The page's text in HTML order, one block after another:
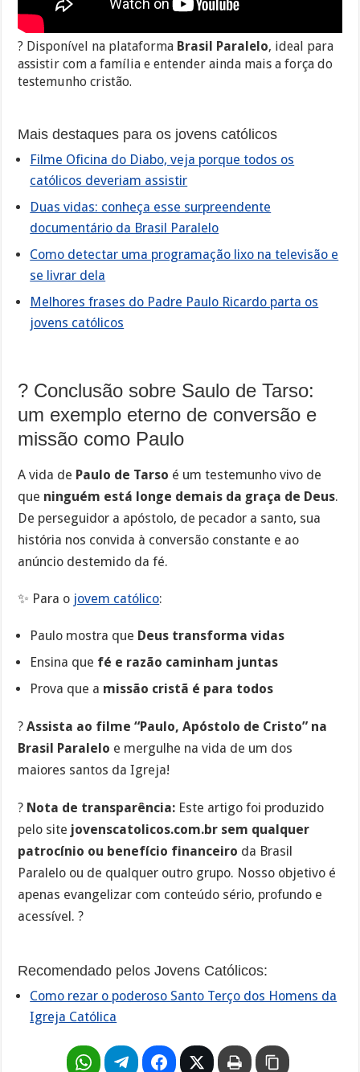
? Disponível na plataforma Brasil Paralelo, ideal para
assistir com a família e entender ainda mais a força do
testemunho cristão.
Mais destaques para os jovens católicos
Filme Oficina do Diabo, veja porque todos os
católicos deveriam assistir
Duas vidas: conheça esse surpreendente
documentário da Brasil Paralelo
Como detectar uma programação lixo na televisão e
se livrar dela
Melhores frases do Padre Paulo Ricardo parta os
jovens católicos
? Conclusão sobre Saulo de Tarso:
um exemplo eterno de conversão e
missão como Paulo
A vida de Paulo de Tarso é um testemunho vivo de
que ninguém está longe demais da graça de Deus.
De perseguidor a apóstolo, de pecador a santo, sua
história nos convida à conversão constante e ao
anúncio destemido da fé.
✨ Para o jovem católico:
Paulo mostra que Deus transforma vidas
Ensina que fé e razão caminham juntas
Prova que a missão cristã é para todos
?Assista ao filme “Paulo, Apóstolo de Cristo” na
Brasil Paralelo e mergulhe na vida de um dos
maiores santos da Igreja!
? Nota de transparência: Este artigo foi produzido
pelo site jovenscatolicos.com.br sem qualquer
patrocínio ou benefício financeiro da Brasil
Paralelo ou de qualquer outro grupo. Nosso objetivo é
apenas evangelizar com conteúdo sério, profundo e
acessível. ?
Recomendado pelos Jovens Católicos:
Como rezar o poderoso Santo Terço dos Homens da
Igreja Católica